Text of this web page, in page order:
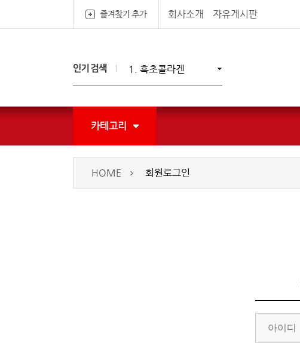
회사소개 자유게시판
1. 흑초콜라겐
2. 두해현미흑초
4. 현미흑초
5. 현미유
카테고리
HOME 회원로그인